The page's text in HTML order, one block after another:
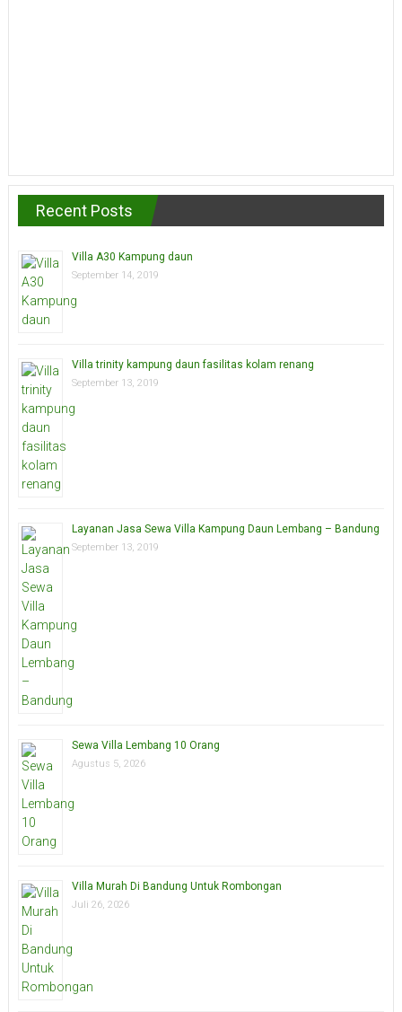
Recent Posts
Villa A30 Kampung daun
September 14, 2019
Villa trinity kampung daun fasilitas kolam renang
September 13, 2019
Layanan Jasa Sewa Villa Kampung Daun Lembang – Bandung
September 13, 2019
Sewa Villa Lembang 10 Orang
Agustus 5, 2026
Villa Murah Di Bandung Untuk Rombongan
Juli 26, 2026